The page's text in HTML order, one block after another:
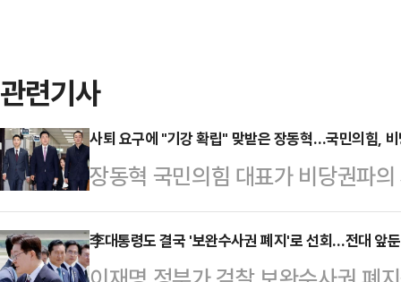
관련기사
사퇴 요구에 "기강 확립" 맞받은 장동혁…국민의힘,
장동혁 국민의힘 대표가 비당권파
는 과제"라는 의미심장한 말을 남
회를 통한 '징계 카드'를 시사한 것
李대통령도 결국 '보완수사권 폐지'로 선회…전대 앞